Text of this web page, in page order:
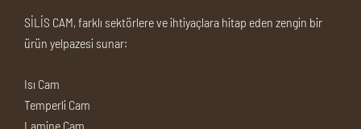
SİLİS CAM, farklı sektörlere ve ihtiyaçlara hitap eden zengin bir
ürün yelpazesi sunar:
Isı Cam
Temperli Cam
Lamine Cam